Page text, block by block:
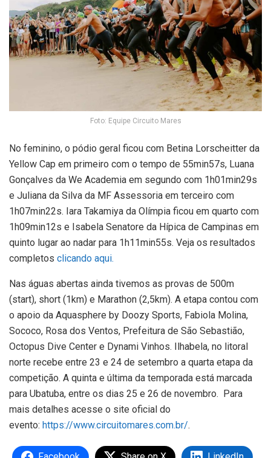
Foto: Equipe Circuito Mares
No feminino, o pódio geral ficou com Betina Lorscheitter da
Yellow Cap em primeiro com o tempo de 55min57s, Luana
Gonçalves da We Academia em segundo com 1h01min29s
e Juliana da Silva da MF Assessoria em terceiro com
1h07min22s. Iara Takamiya da Olímpia ficou em quarto com
1h09min12s e Isabela Senatore da Hípica de Campinas em
quinto lugar ao nadar para 1h11min55s. Veja os resultados
completos clicando aqui.
Nas águas abertas ainda tivemos as provas de 500m
(start), short (1km) e Marathon (2,5km). A etapa contou com
o apoio da Aquasphere by Doozy Sports, Fabiola Molina,
Sococo, Rosa dos Ventos, Prefeitura de São Sebastião,
Octopus Dive Center e Dynami Vinhos. Ilhabela, no litoral
norte recebe entre 23 e 24 de setembro a quarta etapa da
competição. A quinta e última da temporada está marcada
para Ubatuba, entre os dias 25 e 26 de novembro. Para
mais detalhes acesse o site oficial do
evento: https://www.circuitomares.com.br/.